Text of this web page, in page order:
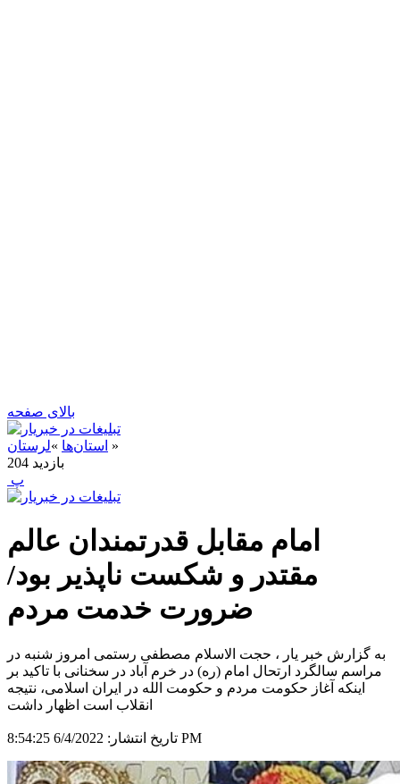
بالای صفحه
استان‌ها »لرستان
»
204 بازدید
‍ پ
امام مقابل قدرتمندان عالم
مقتدر و شکست ناپذیر بود/
ضرورت خدمت مردم
به گزارش خبر یار ، حجت الاسلام مصطفی رستمی امروز شنبه در
مراسم سالگرد ارتحال امام (ره) در خرم آباد در سخنانی با تاکید بر
اینکه آغاز حکومت مردم و حکومت الله در ایران اسلامی، نتیجه
انقلاب است اظهار داشت
تاریخ انتشار: 6/4/2022 8:54:25 PM